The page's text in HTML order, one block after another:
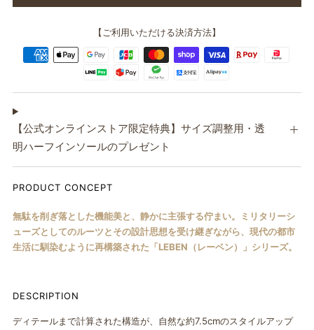
【ご利用いただける決済方法】
【公式オンラインストア限定特典】サイズ調整用・透
明ハーフインソールのプレゼント
PRODUCT CONCEPT
無駄を削ぎ落とした機能美と、静かに主張する佇まい。ミリタリーシ
ューズとしてのルーツとその設計思想を受け継ぎながら、現代の都市
生活に馴染むように再構築された「LEBEN（レーベン）」シリーズ。
DESCRIPTION
ディテールまで計算された構造が、自然な約7.5cmのスタイルアップ